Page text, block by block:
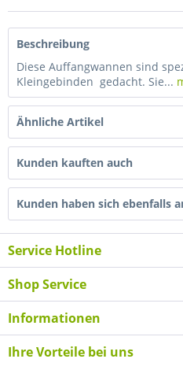
Beschreibung
Diese Auffangwannen sind
Kleingebinden gedacht. Sie...
Ähnliche Artikel
Kunden kauften auch
Kunden haben sich ebenfalls
Service Hotline
Shop Service
Informationen
Ihre Vorteile bei uns